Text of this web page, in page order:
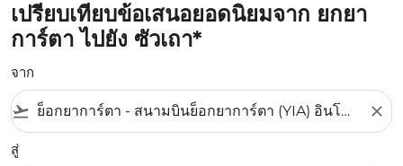
เปรียบเทียบข้อเสนอยอดนิยมจาก ยกยา
การ์ตา ไปยัง ซัวเถา*
จาก
flight_takeoff close
สู่